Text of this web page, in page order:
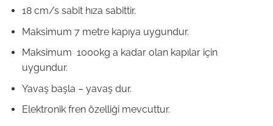
18 cm/s sabit hıza sabittir.
Maksimum 7 metre kapıya uygundur.
Maksimum 1000kg a kadar olan kapılar için
uygundur.
Yavaş başla – yavaş dur.
Elektronik fren özelliği mevcuttur.